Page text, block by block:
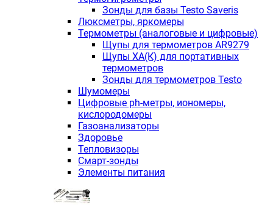
Зонды для базы Testo Saveris
Люксметры, яркомеры
Термометры (аналоговые и цифровые)
Щупы для термометров AR9279
Щупы ХА(К) для портативных
термометров
Зонды для термометров Testo
Шумомеры
Цифровые ph-метры, иономеры,
кислородомеры
Газоанализаторы
Здоровье
Тепловизоры
Смарт-зонды
Элементы питания